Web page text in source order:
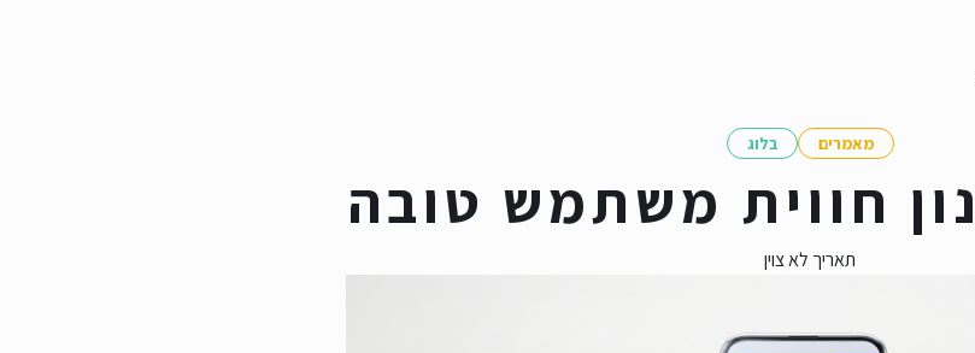
בלוג מאמרים
חווית משתמש טובה
תאריך לא צוין